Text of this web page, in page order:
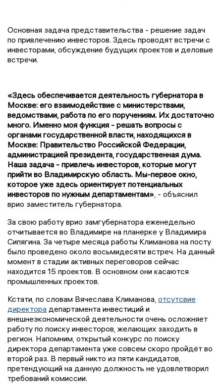
Основная задача представительства - решение задач
по привлечению инвесторов. Здесь проводят встречи с
инвесторами, обсуждение будущих проектов и деловые
встречи.
«Здесь обеспечивается деятельность губернатора в
Москве: его взаимодействие с министерствами,
ведомствами, работа по его поручениям. Их достаточно
много. Именно моя функция - решать вопросы с
органами государственной власти, находящихся в
Москве: Правительство Российской Федерации,
администрацией президента, государственная дума.
Наша задача - привлечь инвесторов, которые могут
прийти во Владимирскую область. Мы-первое окно,
которое уже здесь ориентирует потенциальных
инвесторов по нужным департаментам», - объяснил
врио заместитель губернатора.
За свою работу врио замгубернатора еженедельно
отчитывается во Владимире на планерке у Владимира
Сипягина. За четыре месяца работы Климанова на посту
было проведено около восьмидесяти встреч. На данный
момент в стадии активных переговоров сейчас
находится 15 проектов. В основном они касаются
промышленных проектов.
Кстати, по словам Вячеслава Климанова, отсутсвие
директора департамента инвестиций и
внешнеэкономической деятельности очень осложняет
работу по поиску инвесторов, желающих заходить в
регион. Напомним, открытый конкурс по поиску
директора департамента уже совсем скоро пройдёт во
второй раз. В первый никто из пяти кандидатов,
претендующий на данную должность не удовлетворил
требований комиссии.